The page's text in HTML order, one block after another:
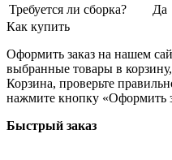
Требуется ли сборка?
Да
Как купить
Оформить заказ на нашем
выбранные товары в
Корзина, проверьте
нажмите кнопку «Оформить
Быстрый заказ